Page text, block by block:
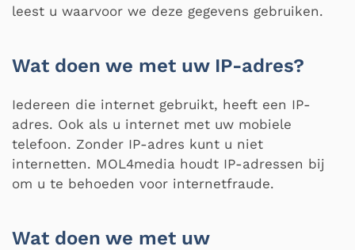
leest u waarvoor we deze gegevens gebruiken.
Wat doen we met uw IP-adres?
Iedereen die internet gebruikt, heeft een IP-
adres. Ook als u internet met uw mobiele
telefoon. Zonder IP-adres kunt u niet
internetten. MOL4media houdt IP-adressen bij
om u te behoeden voor internetfraude.
Wat doen we met uw